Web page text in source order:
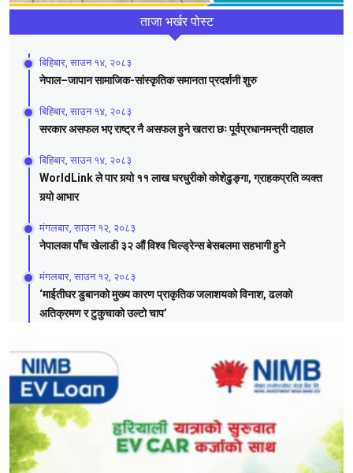
ताजा भर्खर पोस्ट
बिहिबार, साउन १४, २०८३
नेपाल–जापान सामाजिक-सांस्कृतिक समानता प्रदर्शनी शुरु
बिहिबार, साउन १४, २०८३
सरकार असफल भए राष्ट्र नै असफल हुने खतरा छः पूर्वप्रधानमन्त्री दाहाल
बिहिबार, साउन १४, २०८३
WorldLink ले पार गर्‍यो ११ लाख घरधुरीको कोशेढुङ्गा, ग्राहकप्रति व्यक्त
गर्‍यो आभार
मंगलबार, साउन १२, २०८३
नेपालका पाँच खेलाडी ३२ औं विश्व चिल्ड्रेन्स बेसबलमा सहभागी हुने
मंगलबार, साउन १२, २०८३
‘माईतीघर डुबानको मुख्य कारण प्राकृतिक जलाशयको विनाश, ढलको
अतिक्रमण र टुकुचाको उल्टो चाप’